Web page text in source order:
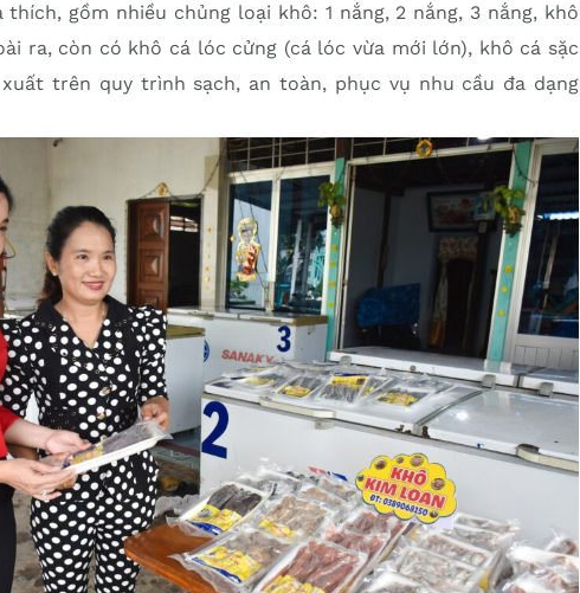
gồm nhiều chủng loại khô: 1 nắng, 2 nắng, 3 nắng, khô
ra, còn có khô cá lóc cửng (cá lóc vừa mới lớn), khô cá sặc
trên quy trình sạch, an toàn, phục vụ nhu cầu đa dạng